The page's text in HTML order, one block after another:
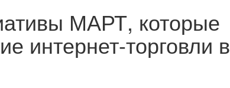
МАРТ, которые
интернет-торговли в